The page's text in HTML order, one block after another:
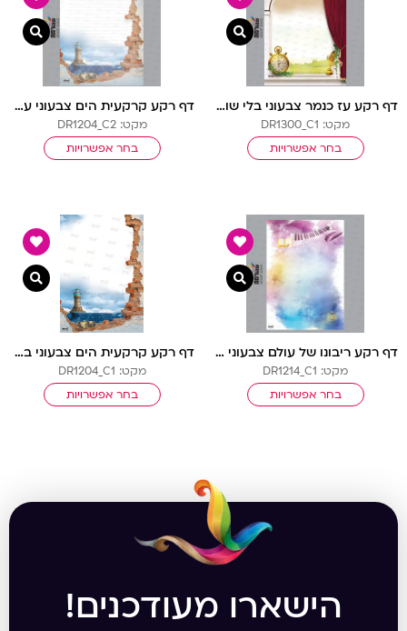
דף רקע עז כנמר צבעוני בלי שורות
מקט: DR1300_C1
בחר אפשרויות
דף רקע קרקעית הים צבעוני עם שורות
מקט: DR1204_C2
בחר אפשרויות
דף רקע ריבונו של עולם צבעוני בלי שורות
מקט: DR1214_C1
בחר אפשרויות
דף רקע קרקעית הים צבעוני בלי שורות
מקט: DR1204_C1
בחר אפשרויות
הישארו מעודכנים!